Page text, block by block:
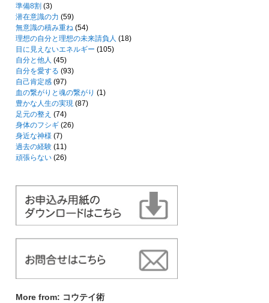
準備8割 (3)
潜在意識の力 (59)
無意識の積み重ね (54)
理想の自分と理想の未来請負人 (18)
目に見えないエネルギー (105)
自分と他人 (45)
自分を愛する (93)
自己肯定感 (97)
血の繋がりと魂の繋がり (1)
豊かな人生の実現 (87)
足元の整え (74)
身体のフシギ (26)
身近な神様 (7)
過去の経験 (11)
頑張らない (26)
More from: コウテイ術